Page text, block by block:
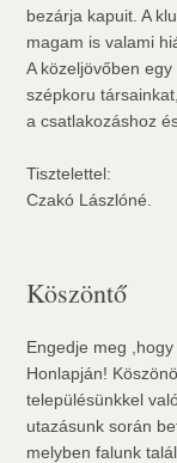
bezárja kapuit. A
magam is valami
A közeljövőben
szépkoru
a csatlakozáshoz
Tisztelettel:
Czakó Lászlóné.
Köszöntő
Engedje meg
Honlapján!
településünkkel
utazásunk során
melyben falunk